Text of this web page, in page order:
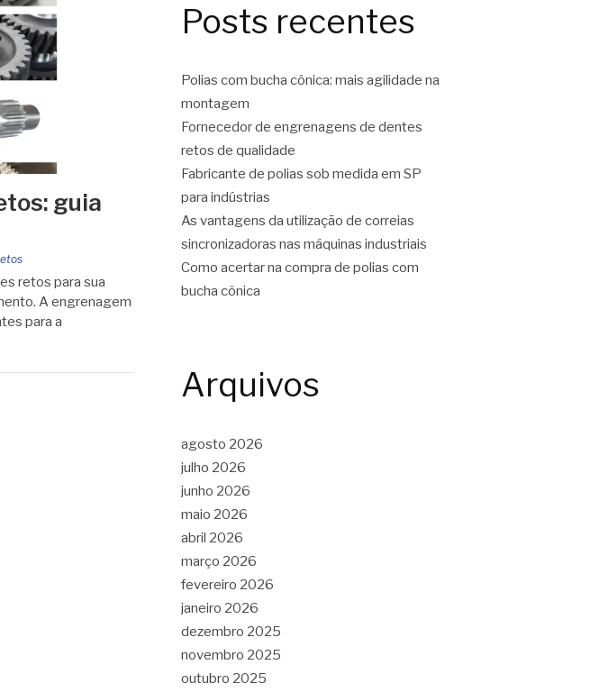
guia
retos para sua
A engrenagem
para a
Posts recentes
Polias com bucha cônica: mais agilidade na
montagem
Fornecedor de engrenagens de dentes
retos de qualidade
Fabricante de polias sob medida em SP
para indústrias
As vantagens da utilização de correias
sincronizadoras nas máquinas industriais
Como acertar na compra de polias com
bucha cônica
Arquivos
agosto 2026
julho 2026
junho 2026
maio 2026
abril 2026
março 2026
fevereiro 2026
janeiro 2026
dezembro 2025
novembro 2025
outubro 2025